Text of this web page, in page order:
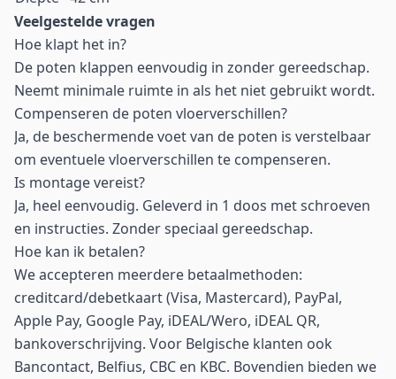
Veelgestelde vragen
Hoe klapt het in?
De poten klappen eenvoudig in zonder gereedschap.
Neemt minimale ruimte in als het niet gebruikt wordt.
Compenseren de poten vloerverschillen?
Ja, de beschermende voet van de poten is verstelbaar
om eventuele vloerverschillen te compenseren.
Is montage vereist?
Ja, heel eenvoudig. Geleverd in 1 doos met schroeven
en instructies. Zonder speciaal gereedschap.
Hoe kan ik betalen?
We accepteren meerdere betaalmethoden:
creditcard/debetkaart (Visa, Mastercard), PayPal,
Apple Pay, Google Pay, iDEAL/Wero, iDEAL QR,
bankoverschrijving. Voor Belgische klanten ook
Bancontact, Belfius, CBC en KBC. Bovendien bieden we